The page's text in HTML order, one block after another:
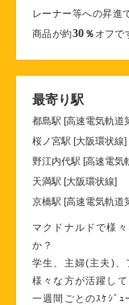
レーナー等への昇進
商品が約30 ％ オフで
最寄り駅
都島駅 [高速電気軌道
桜ノ宮駅 [大阪環状線]
野江内代駅 [高速電気
天満駅 [大阪環状線]
京橋駅 [高速電気軌道
マクドナルドで様
か？
学生、主婦(主夫)、
様々な方が活躍し
一週間ごとのｽｹｼﾞｭ